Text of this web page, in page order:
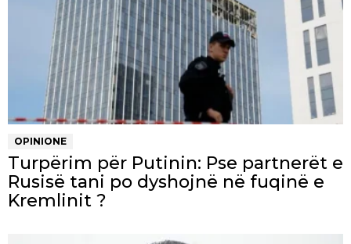
OPINIONE
Turpërim për Putinin: Pse partnerët e
Rusisë tani po dyshojnë në fuqinë e
Kremlinit ?